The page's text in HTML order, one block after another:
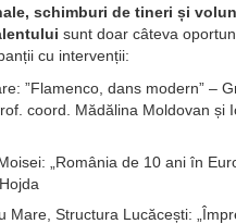
schimburi de tineri și
sunt doar câteva
cu intervenții:
”Flamenco, dans modern” –
coord. Mădălina Moldovan și
„România de 10 ani în
Mare, Structura Lucăcești: